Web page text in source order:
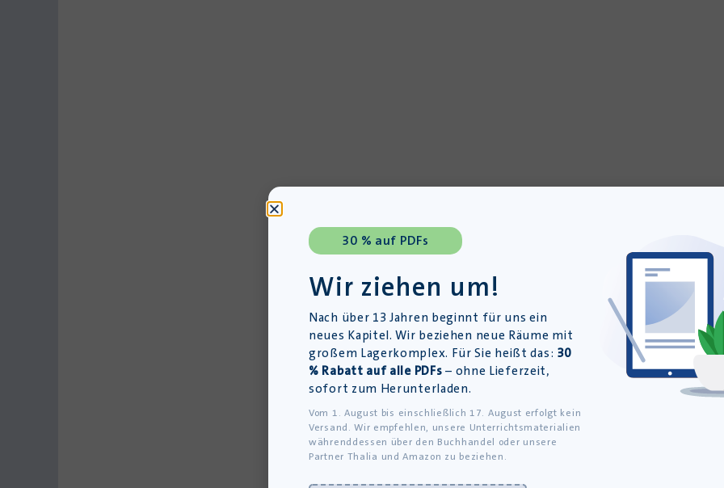
30 % auf PDFs
Wir ziehen um!
Nach über 13 Jahren beginnt für uns ein
neues Kapitel. Wir beziehen neue Räume mit
großem Lagerkomplex. Für Sie heißt das: 30
% Rabatt auf alle PDFs – ohne Lieferzeit,
sofort zum Herunterladen.
Vom 1. August bis einschließlich 17. August erfolgt kein
Versand. Wir empfehlen, unsere Unterrichtsmaterialien
währenddessen über den Buchhandel oder unsere
Partner Thalia und Amazon zu beziehen.